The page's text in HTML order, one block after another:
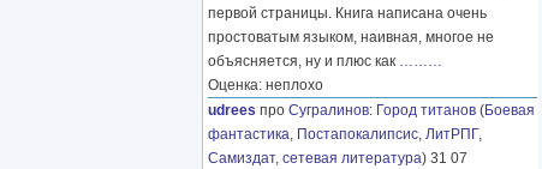
первой страницы. Книга написана очень
простоватым языком, наивная, многое не
объясняется, ну и плюс как ………
Оценка: неплохо
udrees про Сугралинов: Город титанов (Боевая
фантастика, Постапокалипсис, ЛитРПГ,
Самиздат, сетевая литература) 31 07